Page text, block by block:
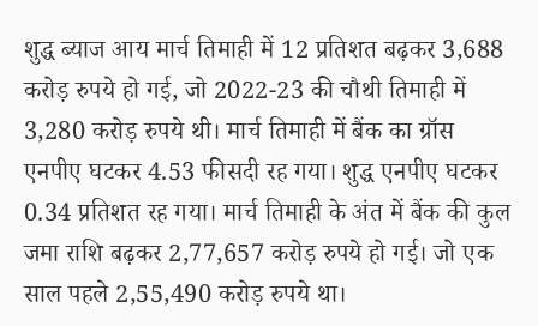
शुद्ध ब्याज आय मार्च तिमाही में 12 प्रतिशत बढ़कर 3,688
करोड़ रुपये हो गई, जो 2022-23 की चौथी तिमाही में
3,280 करोड़ रुपये थी। मार्च तिमाही में बैंक का ग्रॉस
एनपीए घटकर 4.53 फीसदी रह गया। शुद्ध एनपीए घटकर
0.34 प्रतिशत रह गया। मार्च तिमाही के अंत में बैंक की कुल
जमा राशि बढ़कर 2,77,657 करोड़ रुपये हो गई। जो एक
साल पहले 2,55,490 करोड़ रुपये था।